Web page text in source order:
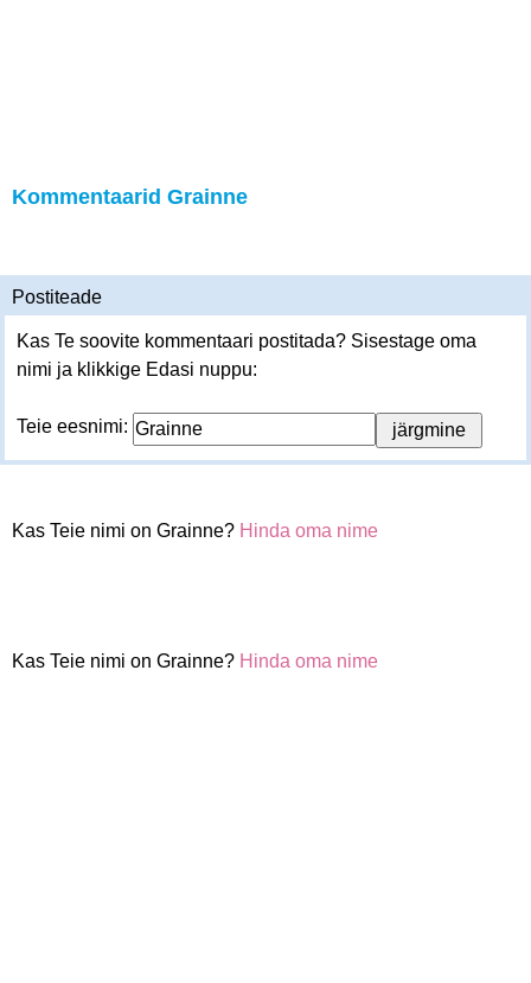
Kommentaarid Grainne
Postiteade
Kas Te soovite kommentaari postitada? Sisestage oma
nimi ja klikkige Edasi nuppu:
Teie eesnimi:
Kas Teie nimi on Grainne? Hinda oma nime
Kas Teie nimi on Grainne? Hinda oma nime